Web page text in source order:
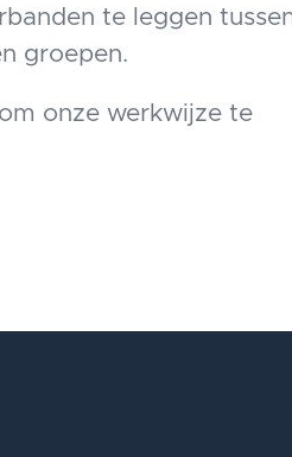
te leggen
groepen.
onze werkwijze te